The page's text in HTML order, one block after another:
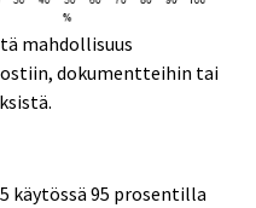
mahdollisuus
dokumentteihin tai
käytössä 95 prosentilla